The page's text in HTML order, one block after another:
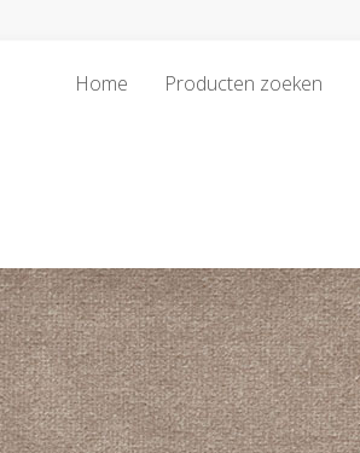
Home Producten zoeken